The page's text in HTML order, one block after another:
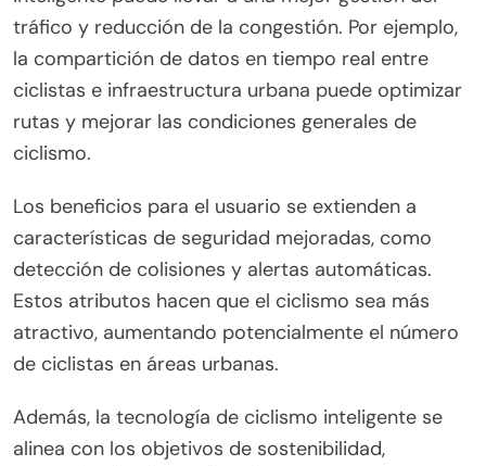
experiencia del usuario. Estas tecnologías incluyen
navegación GPS, candados inteligentes y
seguimiento de fitness, que satisfacen las
necesidades de los ciclistas urbanos.
inteligente puede llevar a una mejor gestión del
tráfico y reducción de la congestión. Por ejemplo,
la compartición de datos en tiempo real entre
ciclistas e infraestructura urbana puede optimizar
rutas y mejorar las condiciones generales de
ciclismo.
Los beneficios para el usuario se extienden a
características de seguridad mejoradas, como